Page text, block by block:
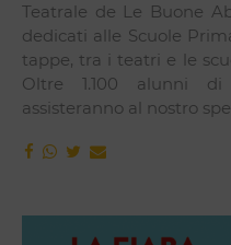
Teatrale de Le Buone
dedicati alle Scuole
tappe, tra i teatri e le
Oltre 1.100 alunni
assisteranno al nostro